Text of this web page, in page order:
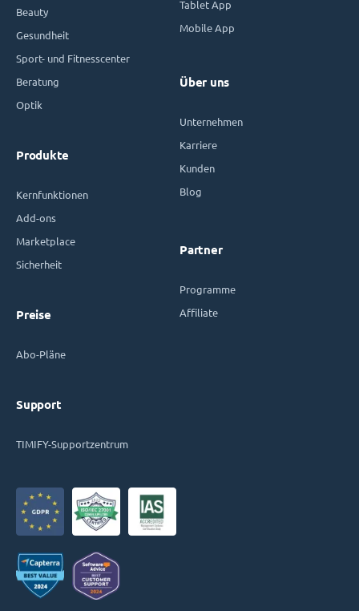
Beauty
Gesundheit
Sport- und Fitnesscenter
Beratung
Optik
Produkte
Kernfunktionen
Add-ons
Marketplace
Sicherheit
Preise
Abo-Pläne
Support
TIMIFY-Supportzentrum
Tablet App
Mobile App
Über uns
Unternehmen
Karriere
Kunden
Blog
Partner
Programme
Affiliate